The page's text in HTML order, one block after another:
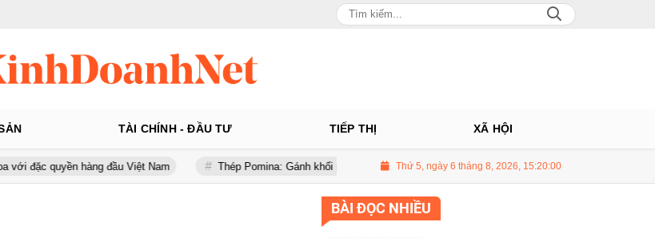
TÀI CHÍNH - ĐẦU TƯ TIẾP THỊ XÃ HỘI
đầu Việt Nam Thép Pomina: Gánh khối nợ hơn 5.500 tỷ đồng, lãi vay nuốt trọn lợi nhuận UBCKNN hủy tư cách
Thứ 5, ngày 6 tháng 8, 2026, 15:20:01
BÀI ĐỌC NHIỀU